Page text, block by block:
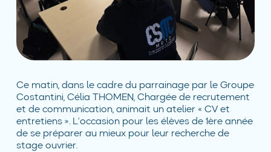
Ce matin, dans le cadre du parrainage par le Groupe
Costantini, Célia THOMEN, Chargée de recrutement
et de communication, animait un atelier « CV et
entretiens ». L’occasion pour les élèves de 1ère année
de se préparer au mieux pour leur recherche de
stage ouvrier.